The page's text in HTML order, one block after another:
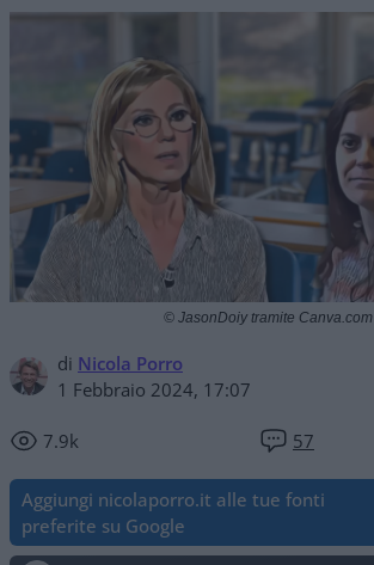
di Nicola Porro
1 Febbraio 2024, 17:07
7.9k 57
© JasonDoiy tramite Canva.com
Aggiungi nicolaporro.it alle tue fonti
preferite su Google